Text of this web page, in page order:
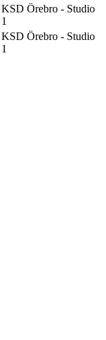
KSD Örebro - Studio
1
KSD Örebro - Studio
1